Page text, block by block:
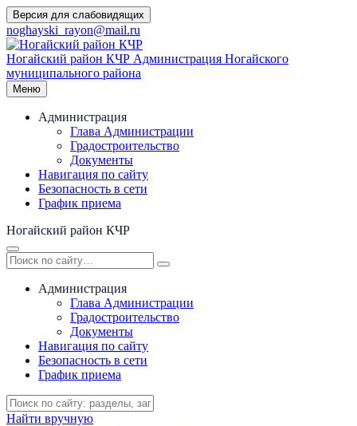
Перейти
к
содержимому
Версия для слабовидящих
noghayski_rayon@mail.ru
Ногайский район КЧР Администрация Ногайского
муниципального района
Меню
Администрация
Глава Администрации
Градостроительство
Документы
Навигация по сайту
Безопасность в сети
График приема
Ногайский район КЧР
Администрация
Глава Администрации
Градостроительство
Документы
Навигация по сайту
Безопасность в сети
График приема
Найти вручную